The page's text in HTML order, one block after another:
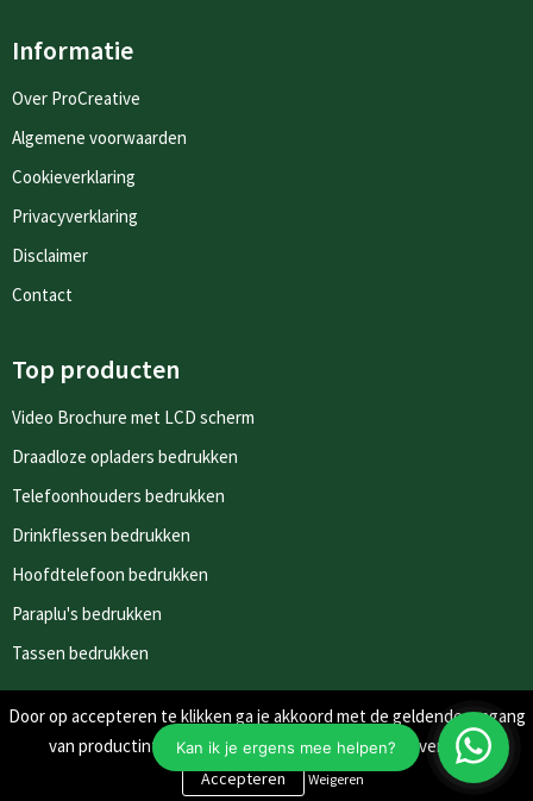
Informatie
Over ProCreative
Algemene voorwaarden
Cookieverklaring
Privacyverklaring
Disclaimer
Contact
Top producten
Video Brochure met LCD scherm
Draadloze opladers bedrukken
Telefoonhouders bedrukken
Drinkflessen bedrukken
Hoofdtelefoon bedrukken
Paraplu's bedrukken
Tassen bedrukken
Nieuwsbrieven
Schrijf je in voor onze nieuwsbrief en mis nooit meer één van
onze leuke aanbiedingen of updates.
Door op accepteren te klikken ga je akkoord met de geldende omgang
van productinformatie zoals op de website wordt vermeld.
Weigeren